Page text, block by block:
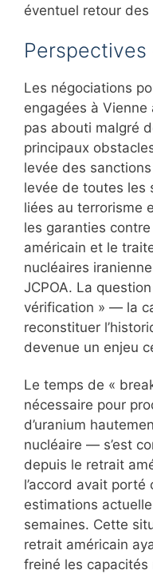
éventuel retour des
Les négociations
engagées à Vienne
pas abouti malgré
principaux
levée des
levée de toutes les
liées au terrorisme
les garanties
américain et le
nucléaires
JCPOA. La
vérification » — la
reconstituer
devenue un enjeu
Le temps de «
nécessaire pour
d’uranium
nucléaire — s’est
depuis le retrait
l’accord avait
estimations
semaines. Cette
retrait américain
freiné les